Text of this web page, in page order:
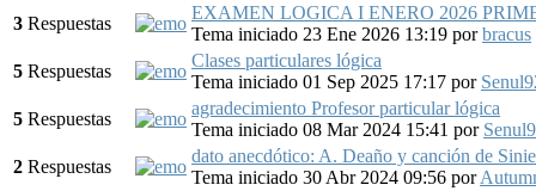
3 Respuestas
EXAMEN LOGICA I ENERO 2026
Tema iniciado 23 Ene 2026 13:19 porbracus
5 Respuestas
Clases particulares lógica
Tema iniciado 01 Sep 2025 17:17 por
5 Respuestas
agradecimiento Profesor particular lógica
Tema iniciado 08 Mar 2024 15:41 por
2 Respuestas
dato anecdótico: A. Deaño y canción de
Tema iniciado 30 Abr 2024 09:56 por